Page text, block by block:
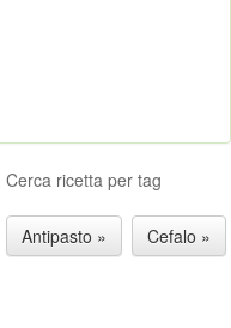
Cerca ricetta per tag
Antipasto » Cefalo »